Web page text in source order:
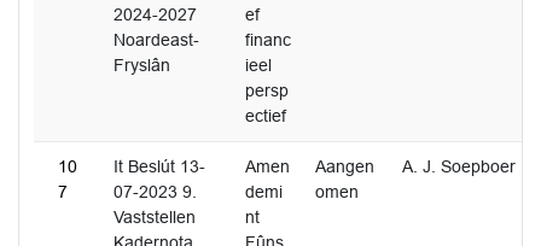
2024-2027
Noardeast-
Fryslân
ef
financ
ieel
persp
ectief
10
7
It Beslút 13-
07-2023 9.
Vaststellen
Amen
demi
nt
Aangen
omen
A. J. Soepboer